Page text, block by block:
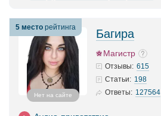
5 место рейтинга
Нет на сайте
Багира
Магистр
Отзывы: 615
Статьи: 198
Ответы: 127564